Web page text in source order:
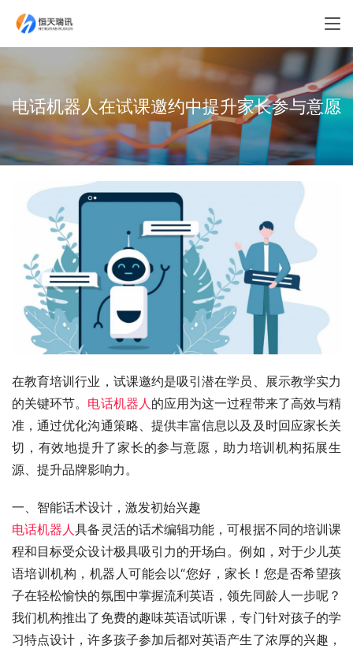
电话机器人在试课邀约中提升家长参与意愿
在教育培训行业，试课邀约是吸引潜在学员、展示教学实力
的关键环节。 电话机器人 的应用为这一过程带来了高效与精
准，通过优化沟通策略、提供丰富信息以及及时回应家长关
切，有效地提升了家长的参与意愿，助力培训机构拓展生
源、提升品牌影响力。
一、智能话术设计，激发初始兴趣
电话机器人具备灵活的话术编辑功能，可根据不同的培训课
程和目标受众设计极具吸引力的开场白。例如，对于少儿英
语培训机构，机器人可能会以“您好，家长！您是否希望孩
子在轻松愉快的氛围中掌握流利英语，领先同龄人一步呢？
我们机构推出了免费的趣味英语试听课，专门针对孩子的学
习特点设计，许多孩子参加后都对英语产生了浓厚的兴趣，